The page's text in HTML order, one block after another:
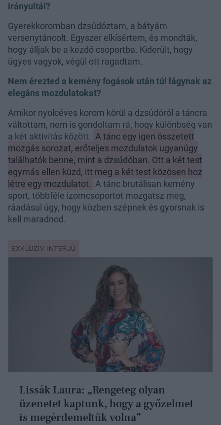
irányultál?
Gyerekkoromban dzsúdóztam, a bátyám
versenytáncolt. Egyszer elkísértem, és mondták,
hogy álljak be a kezdő csoportba. Kiderült, hogy
ügyes vagyok, végül ott ragadtam.
Nem érezted a kemény fogások után túl lágynak az
elegáns mozdulatokat?
Amikor nyolcéves korom körül a dzsúdóról a táncra
váltottam, nem is gondoltam rá, hogy különbség van
a két aktivitás között. A tánc egy igen összetett
mozgás sorozat, erőteljes mozdulatok ugyanúgy
találhatók benne, mint a dzsúdóban. Ott a két test
egymás ellen küzd, itt meg a két test közösen hoz
létre egy mozdulatot. A tánc brutálisan kemény
sport, többféle izomcsoportot mozgatsz meg,
ráadásul úgy, hogy közben szépnek és gyorsnak is
kell maradnod.
Lissák Laura: „Rengeteg olyan
üzenetet kaptunk, hogy a győzelmet
is megérdemeltük volna”